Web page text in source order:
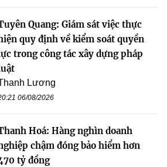
Quang: Giám sát việc thực
quy định về kiểm soát quyền
trong công tác xây dựng pháp
Lương
06/08/2026
Hoá: Hàng nghìn doanh
chậm đóng bảo hiểm hơn
tỷ đồng